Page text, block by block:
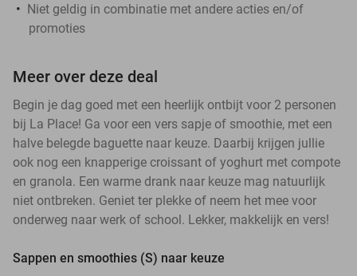
Niet geldig in combinatie met andere acties en/of
promoties
Meer over deze deal
Begin je dag goed met een heerlijk ontbijt voor 2 personen
bij La Place! Ga voor een vers sapje of smoothie, met een
halve belegde baguette naar keuze. Daarbij krijgen jullie
ook nog een knapperige croissant of yoghurt met compote
en granola. Een warme drank naar keuze mag natuurlijk
niet ontbreken. Geniet ter plekke of neem het mee voor
onderweg naar werk of school. Lekker, makkelijk en vers!
Sappen en smoothies (S) naar keuze